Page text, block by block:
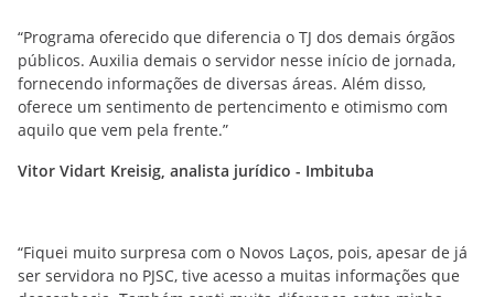
“Programa oferecido que diferencia o TJ dos demais órgãos
públicos. Auxilia demais o servidor nesse início de jornada,
fornecendo informações de diversas áreas. Além disso,
oferece um sentimento de pertencimento e otimismo com
aquilo que vem pela frente.”
Vitor Vidart Kreisig, analista jurídico - Imbituba
“Fiquei muito surpresa com o Novos Laços, pois, apesar de já
ser servidora no PJSC, tive acesso a muitas informações que